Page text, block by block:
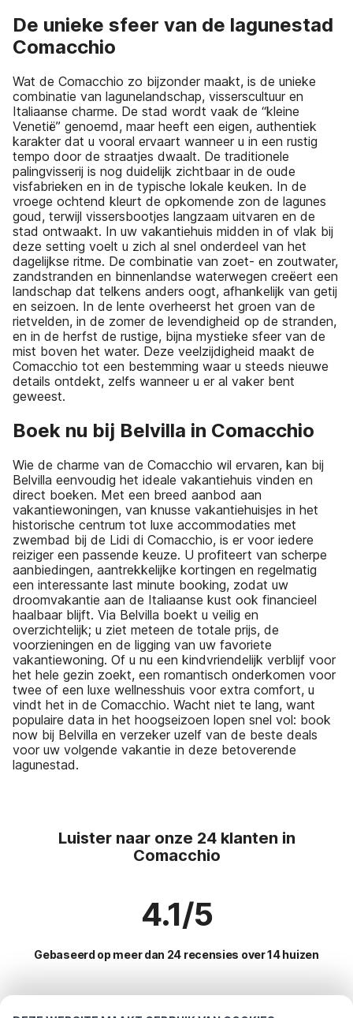
De unieke sfeer van de lagunestad
Comacchio
Wat de Comacchio zo bijzonder maakt, is de unieke
combinatie van lagunelandschap, visserscultuur en
Italiaanse charme. De stad wordt vaak de “kleine
Venetië” genoemd, maar heeft een eigen, authentiek
karakter dat u vooral ervaart wanneer u in een rustig
tempo door de straatjes dwaalt. De traditionele
palingvisserij is nog duidelijk zichtbaar in de oude
visfabrieken en in de typische lokale keuken. In de
vroege ochtend kleurt de opkomende zon de lagunes
goud, terwijl vissersbootjes langzaam uitvaren en de
stad ontwaakt. In uw vakantiehuis midden in of vlak bij
deze setting voelt u zich al snel onderdeel van het
dagelijkse ritme. De combinatie van zoet- en zoutwater,
zandstranden en binnenlandse waterwegen creëert een
landschap dat telkens anders oogt, afhankelijk van getij
en seizoen. In de lente overheerst het groen van de
rietvelden, in de zomer de levendigheid op de stranden,
en in de herfst de rustige, bijna mystieke sfeer van de
mist boven het water. Deze veelzijdigheid maakt de
Comacchio tot een bestemming waar u steeds nieuwe
details ontdekt, zelfs wanneer u er al vaker bent
geweest.
Boek nu bij Belvilla in Comacchio
Wie de charme van de Comacchio wil ervaren, kan bij
Belvilla eenvoudig het ideale vakantiehuis vinden en
direct boeken. Met een breed aanbod aan
vakantiewoningen, van knusse vakantiehuisjes in het
historische centrum tot luxe accommodaties met
zwembad bij de Lidi di Comacchio, is er voor iedere
reiziger een passende keuze. U profiteert van scherpe
aanbiedingen, aantrekkelijke kortingen en regelmatig
een interessante last minute booking, zodat uw
droomvakantie aan de Italiaanse kust ook financieel
haalbaar blijft. Via Belvilla boekt u veilig en
overzichtelijk; u ziet meteen de totale prijs, de
voorzieningen en de ligging van uw favoriete
vakantiewoning. Of u nu een kindvriendelijk verblijf voor
het hele gezin zoekt, een romantisch onderkomen voor
twee of een luxe wellnesshuis voor extra comfort, u
vindt het in de Comacchio. Wacht niet te lang, want
populaire data in het hoogseizoen lopen snel vol: book
now bij Belvilla en verzeker uzelf van de beste deals
voor uw volgende vakantie in deze betoverende
lagunestad.
Luister naar onze 24 klanten in
Comacchio
4.1/5
Gebaseerd op meer dan 24 recensies over 14 huizen